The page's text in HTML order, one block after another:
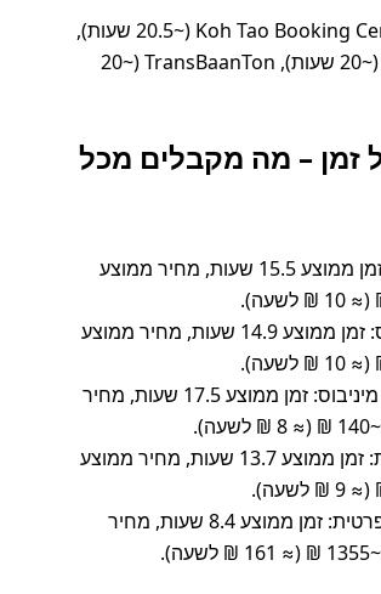
Koh Tao Booking Center (~20.5 שעות),
Nara Travel (~20 שעות), TransBaanTon (~20
זמן – מה מקבלים מכל
רכבת: זמן ממוצע 15.5 שעות, מחיר ממוצע
אוטובוס: זמן ממוצע 14.9 שעות, מחיר ממוצע
מונית / מיניבוס: זמן ממוצע 17.5 שעות, מחיר
מעבורת: זמן ממוצע 13.7 שעות, מחיר ממוצע
הסעה פרטית: זמן ממוצע 8.4 שעות, מחיר